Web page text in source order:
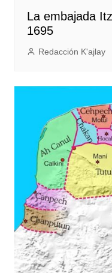
La embajada
1695
Redacción K'ajlay